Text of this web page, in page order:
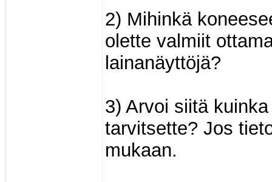
2) Mihinkä
olette valmiit
lainanäyttöjä?
3) Arvoi siitä
tarvitsette? Jos
mukaan.